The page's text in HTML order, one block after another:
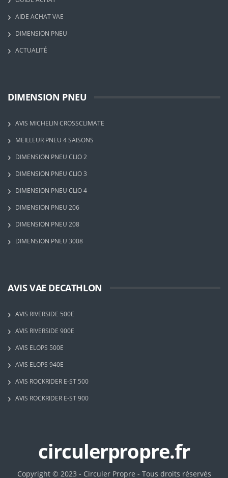
AIDE ACHAT VAE
DIMENSION PNEU
ACTUALITÉ
DIMENSION PNEU
AVIS MICHELIN CROSSCLIMATE
MEILLEUR PNEU 4 SAISONS
DIMENSION PNEU CLIO 2
DIMENSION PNEU CLIO 3
DIMENSION PNEU CLIO 4
DIMENSION PNEU 206
DIMENSION PNEU 208
DIMENSION PNEU 3008
AVIS VAE DECATHLON
AVIS RIVERSIDE 500E
AVIS RIVERSIDE 900E
AVIS ELOPS 500E
AVIS ELOPS 940E
AVIS ROCKRIDER E-ST 500
AVIS ROCKRIDER E-ST 900
circulerpropre.fr
Copyright © 2023 - Circuler Propre - Tous droits réservés